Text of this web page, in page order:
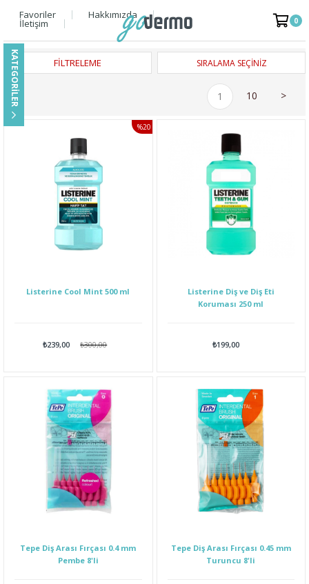
Favoriler Hakkımızda
İletişim 0
FILTRELEME
1 10 >
Listerine Cool Mint 500 ml
₺239,00 ₺300,00
%20
Listerine Diş ve Diş Eti
Koruması 250 ml
₺199,00
Tepe Diş Arası Fırçası 0.4 mm
Pembe 8'li
Tepe Diş Arası Fırçası 0.45 mm
Turuncu 8'li